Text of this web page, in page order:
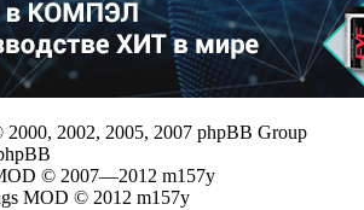
2002, 2005, 2007 phpBB Group
© 2007—2012 m157y
MOD © 2012 m157y